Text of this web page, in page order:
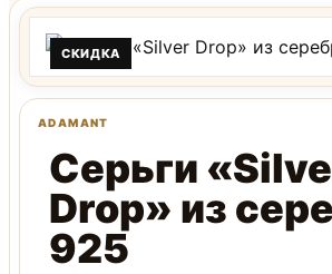
СКИДКА
Серьги
Drop» из
925